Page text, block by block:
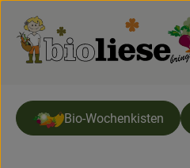
Bio-Wochenkisten